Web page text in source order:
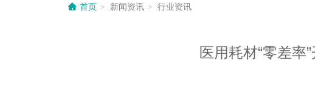
首页 新闻资讯 行业资讯
医用耗材“零差率